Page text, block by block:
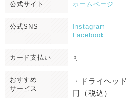
公式サイト ホームページ
公式SNS
Instagram
Facebook
カード支払い 可
おすすめ
サービス
・ドライヘッ
円（税込）